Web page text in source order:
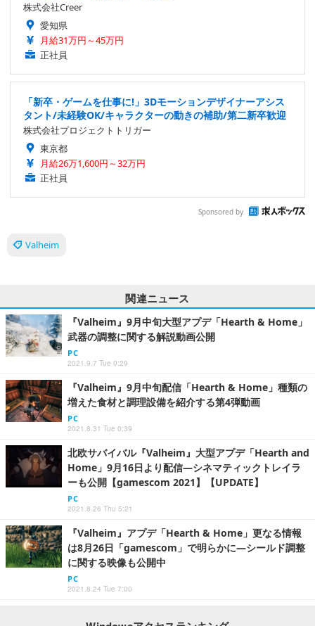
株式会社Creer
愛知県
月給31万円～45万円
正社員
「新卒・ゲームを仕事に!」3Dモーションデザイナーアシス
タント/未経験OK/キャラクターの動きの補助/第二新卒歓迎
株式会社プロジェクトトリガー
東京都
月給26万1,600円～32万円
正社員
Sponsored by
Valheim
関連ニュース
『Valheim』9月中旬大型アプデ「Hearth & Home」
武器の調整に関する解説動画公開
PC
2021.9.7 Tue 0:29
『Valheim』9月中旬配信「Hearth & Home」種類の
増えた食材と調理設備を紹介する第4弾動画
PC
2021.8.31 Tue 0:39
北欧サバイバル『Valheim』大型アプデ「Hearth and
Home」9月16日より配信―シネマティックトレイラ
ーも公開【gamescom 2021】【UPDATE】
PC
2021.8.26 Thu 5:21
『Valheim』アプデ「Hearth & Home」更なる情報
は8月26日「gamescom」で明らかに―シールド調整
に関する映像も公開中
PC
2021.8.24 Tue 7:00